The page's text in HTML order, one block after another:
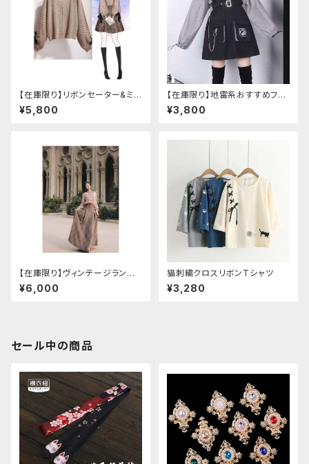
【在庫限り】リボンセーター&ミニ
スカート セットアップ
¥5,800
【在庫限り】地雷系おすすめフリ
ースセットアップ ワンピース＋ウ
エストストラップベルト
¥3,800
【在庫限り】ヴィンテージランタ
ン袖フリルブラウス＋チェックハ
イウエストスカートセット
¥6,000
猫刺繍クロスリボンTシャツ
¥3,280
セール中の商品